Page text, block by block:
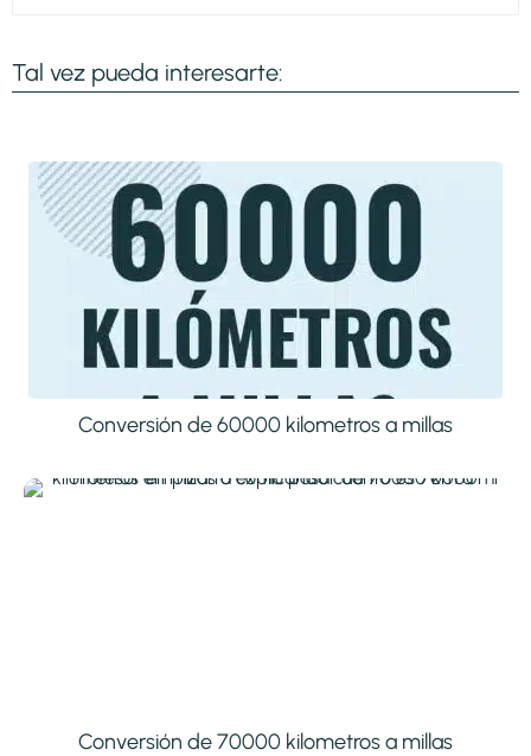
Tal vez pueda interesarte:
Conversión de 60000 kilometros a millas
Conversión de 70000 kilometros a millas